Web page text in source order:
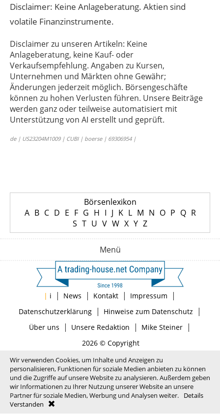
Disclaimer: Keine Anlageberatung. Aktien sind
volatile Finanzinstrumente.
Disclaimer zu unseren Artikeln: Keine
Anlageberatung, keine Kauf- oder
Verkaufsempfehlung. Angaben zu Kursen,
Unternehmen und Märkten ohne Gewähr;
Änderungen jederzeit möglich. Börsengeschäfte
können zu hohen Verlusten führen. Unsere Beiträge
werden ganz oder teilweise automatisiert mit
Unterstützung von AI erstellt und geprüft.
de | US23204M1009 | CUBI | boerse | 69306954 |
Börsenlexikon
A B C D E F G H I J K L M N O P Q R
S T U V W X Y Z
Menü
| i | News | Kontakt | Impressum |
Datenschutzerklärung| Hinweise zum Datenschutz |
Über uns | Unsere Redaktion | Mike Steiner|
2026 © Copyright
Wir verwenden Cookies, um Inhalte und Anzeigen zu
personalisieren, Funktionen für soziale Medien anbieten zu können
und die Zugriffe auf unsere Website zu analysieren. Außerdem geben
wir Informationen zu Ihrer Nutzung unserer Website an unsere
Partner für soziale Medien, Werbung und Analysen weiter.
Details
Verstanden